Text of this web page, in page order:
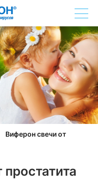
Виферон свечи от